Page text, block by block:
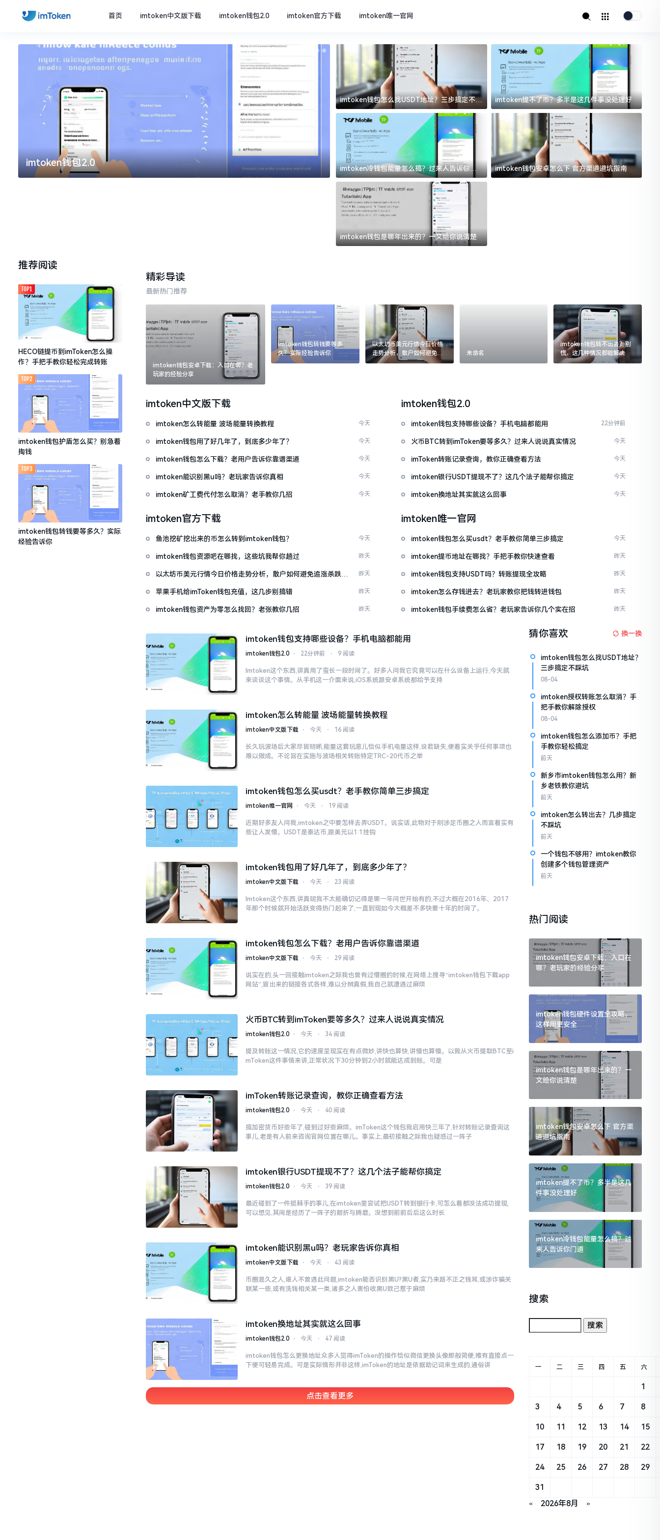
首页 imtoken中文版下载 imtoken钱包2.0 imtoken官方下载 imtoken唯一官网
imtoken钱包2.0 imtoken官方下载
imtoken钱包怎么找USDT地址？三步搞定不踩
坑
imtoken提不了币？多半是这几件事没处理好
imtoken冷钱包能量怎么搞？过来人告诉你门
道
imtoken钱包安卓怎么下 官方渠道避坑指南
imtoken钱包是哪年出来的？一文给你说清楚
推荐阅读
HECO链提币到imToken怎么操
作？手把手教你轻松完成转账
TOP1
imtoken钱包护盾怎么买？别急着
掏钱
TOP2
imtoken钱包转钱要等多久？实际
经验告诉你
TOP3
精彩导读
最新热门推荐
imtoken钱包安卓下载：入口在哪？老
玩家的经验分享
imtoken钱包转钱要等多
久？实际经验告诉你
以太坊币美元行情今日价格
走势分析，散户如何避免追
涨杀跌被套牢
未命名
imtoken钱包转不出去？别
慌，这几种情况都能解决
imtoken中文版下载
imtoken怎么转能量 波场能量转换教程 今天
imtoken钱包用了好几年了，到底多少年了？ 今天
imtoken钱包怎么下载？老用户告诉你靠谱渠道 今天
imtoken能识别黑u吗？老玩家告诉你真相 今天
imtoken矿工费代付怎么取消？老手教你几招 今天
imtoken钱包2.0
imtoken钱包支持哪些设备？手机电脑都能用 22分钟前
火币BTC转到imToken要等多久？过来人说说真实情况 今天
imToken转账记录查询，教你正确查看方法 今天
imtoken银行USDT提现不了？这几个法子能帮你搞定 今天
imtoken换地址其实就这么回事 今天
imtoken官方下载
鱼池挖矿挖出来的币怎么转到imtoken钱包？ 今天
imtoken钱包资源吧在哪找，这些坑我帮你趟过 昨天
以太坊币美元行情今日价格走势分析，散户如何避免追涨杀跌被
昨天
苹果手机给imToken钱包充值，这几步别搞错 昨天
imtoken钱包资产为零怎么找回？老张教你几招 昨天
imtoken唯一官网
imtoken钱包怎么买usdt？老手教你简单三步搞定 今天
imtoken提币地址在哪找？手把手教你快速查看 昨天
imtoken钱包支持USDT吗？转账提现全攻略 昨天
imtoken怎么存钱进去？老玩家教你把钱转进钱包 昨天
imtoken钱包手续费怎么省？老玩家告诉你几个实在招 昨天
imtoken钱包支持哪些设备？手机电脑都能用
imtoken钱包2.0 ⋅ 22分钟前 ⋅ 9 阅读
Imtoken这个东西,讲真用了蛮长一段时间了。好多人问我它究竟可以在什么设备上运行,今天就
来谈谈这个事情。从手机这一介面来说,iOS系统跟安卓系统都给予支持
imtoken怎么转能量 波场能量转换教程
imtoken中文版下载 ⋅ 今天 ⋅ 16 阅读
长久玩波场后大家尽皆明晰,能量这套玩意儿恰似手机电量这样,设若缺失,便着实关乎任何事项也
难以做成。不论旨在实施与波场相关转账特定TRC-20代币之举
imtoken钱包怎么买usdt？老手教你简单三步搞定
imtoken唯一官网 ⋅ 今天 ⋅ 19 阅读
近期好多友人问我,imtoken之中要怎样去弄USDT。说实话,此物对于刚涉足币圈之人而言着实有
些让人发懵。USDT是泰达币,跟美元以1:1挂钩
imtoken钱包用了好几年了，到底多少年了？
imtoken中文版下载 ⋅ 今天 ⋅ 23 阅读
Imtoken这个东西,讲真呢我不太能确切记得是哪一年问世开始有的,不过大概在2016年、2017
年那个时候就开始活跃变得热门起来了,一直到现如今大概差不多快要十年的时间了。
imtoken钱包怎么下载？老用户告诉你靠谱渠道
imtoken中文版下载 ⋅ 今天 ⋅ 29 阅读
说实在的,头一回接触imtoken之际我也曾有过懵圈的时候,在网络上搜寻“imtoken钱包下载app
网站”,冒出来的链接各式各样,难以分辨真假,我自己就遭遇过麻烦
火币BTC转到imToken要等多久？过来人说说真实情况
imtoken钱包2.0 ⋅ 今天 ⋅ 34 阅读
提及转账这一情况,它的速度呈现实在有点微妙,讲快也算快,讲慢也算慢。以我从火币提取BTC至i
mToken这件事情来讲,正常状况下30分钟到2小时就能达成到账。可是
imToken转账记录查询，教你正确查看方法
imtoken钱包2.0 ⋅ 今天 ⋅ 40 阅读
搞加密货币好些年了,碰到过好些麻烦。imToken这个钱包我启用快三年了,针对转账记录查询这
事儿,老是有人前来咨询官网位置在哪儿。事实上,最初接触之际我也疑惑过一阵子
imtoken银行USDT提现不了？这几个法子能帮你搞定
imtoken钱包2.0 ⋅ 今天 ⋅ 39 阅读
最近碰到了一件挺棘手的事儿,在imtoken里尝试把USDT转到银行卡,可怎么着都没法成功提现,
可以想见,其间是经历了一阵子的颠折与腾磨。没想到前前后后这么时长
imtoken能识别黑u吗？老玩家告诉你真相
imtoken中文版下载 ⋅ 今天 ⋅ 43 阅读
币圈混久之人,谁人不曾遇此问题,imtoken能否识别黑U?黑U者,实乃来路不正之钱耳,或涉诈骗关
联某一些,或有洗钱相关某一类,诸多之人害怕收黑U致己惹于麻烦
imtoken换地址其实就这么回事
imtoken钱包2.0 ⋅ 今天 ⋅ 47 阅读
imtoken钱包怎么更换地址众多人觉得imToken的操作恰似微信更换头像那般简便,唯有直接点一
下便可轻易完成。可是实际情形并非这样,imToken的地址是依据助记词来生成的,通俗讲
点击查看更多
猜你喜欢 换一换
imtoken钱包怎么找USDT地址？
三步搞定不踩坑
08-04
imtoken授权转账怎么取消？手
把手教你解除授权
08-04
imtoken钱包怎么添加币？手把
手教你轻松搞定
前天
新乡市imtoken钱包怎么用？新
乡老铁教你避坑
前天
imtoken怎么转出去？几步搞定
不踩坑
前天
一个钱包不够用？imtoken教你
创建多个钱包管理资产
前天
热门阅读
imtoken钱包安卓下载：入口在
哪？老玩家的经验分享
imtoken钱包硬件设置全攻略，
这样用更安全
imtoken钱包是哪年出来的？一
文给你说清楚
imtoken钱包安卓怎么下 官方渠
道避坑指南
imtoken提不了币？多半是这几
件事没处理好
imtoken冷钱包能量怎么搞？过
来人告诉你门道
搜索
« 2026年8月 »
一 二 三 四 五 六
1
3 4 5 6 7 8
10 11 12 13 14 15
17 18 19 20 21 22
24 25 26 27 28 29
31